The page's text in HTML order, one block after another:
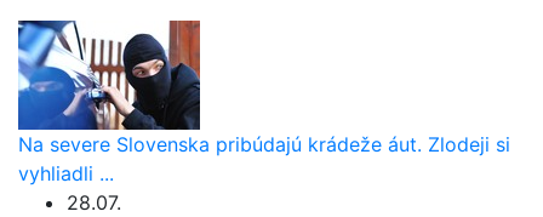
Na severe Slovenska pribúdajú krádeže áut. Zlodeji si
vyhliadli ...
28.07.